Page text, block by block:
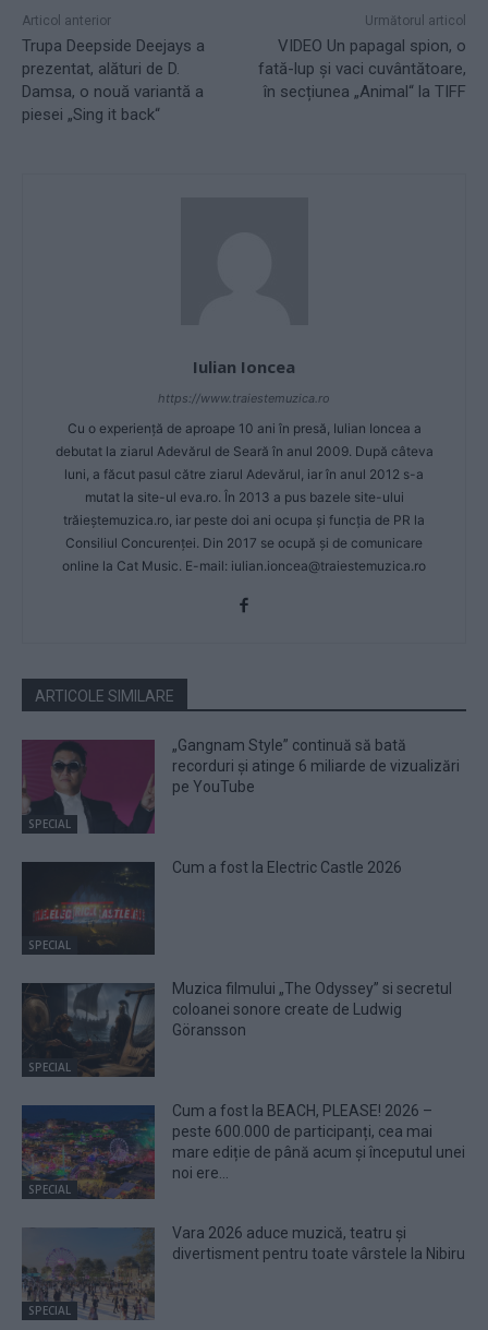
Articol anterior
Trupa Deepside Deejays a
prezentat, alături de D.
Damsa, o nouă variantă a
piesei „Sing it back“
Următorul articol
VIDEO Un papagal spion, o
fată-lup și vaci cuvântătoare,
în secțiunea „Animal“ la TIFF
Iulian Ioncea
https://www.traiestemuzica.ro
Cu o experiență de aproape 10 ani în presă, Iulian Ioncea a
debutat la ziarul Adevărul de Seară în anul 2009. După câteva
luni, a făcut pasul către ziarul Adevărul, iar în anul 2012 s-a
mutat la site-ul eva.ro. În 2013 a pus bazele site-ului
trăieștemuzica.ro, iar peste doi ani ocupa și funcția de PR la
Consiliul Concurenței. Din 2017 se ocupă și de comunicare
online la Cat Music. E-mail: iulian.ioncea@traiestemuzica.ro
ARTICOLE SIMILARE
SPECIAL
„Gangnam Style” continuă să bată
recorduri și atinge 6 miliarde de vizualizări
pe YouTube
SPECIAL
Cum a fost la Electric Castle 2026
SPECIAL
Muzica filmului „The Odyssey” si secretul
coloanei sonore create de Ludwig
Göransson
SPECIAL
Cum a fost la BEACH, PLEASE! 2026 –
peste 600.000 de participanți, cea mai
mare ediție de până acum și începutul unei
noi ere...
SPECIAL
Vara 2026 aduce muzică, teatru și
divertisment pentru toate vârstele la Nibiru